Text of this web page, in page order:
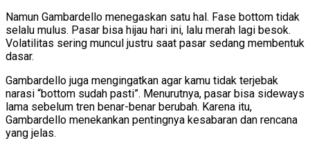
Namun Gambardello menegaskan satu hal. Fase bottom tidak
selalu mulus. Pasar bisa hijau hari ini, lalu merah lagi besok.
Volatilitas sering muncul justru saat pasar sedang membentuk
dasar.
Gambardello juga mengingatkan agar kamu tidak terjebak
narasi “bottom sudah pasti”. Menurutnya, pasar bisa sideways
lama sebelum tren benar-benar berubah. Karena itu,
Gambardello menekankan pentingnya kesabaran dan rencana
yang jelas.